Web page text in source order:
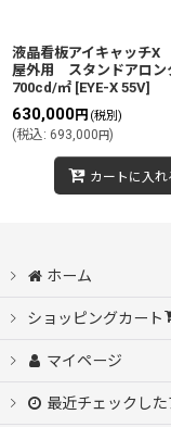
液晶看板アイキャッチ
屋外用 スタンドアロン
700cd/㎡ [EYE-X 55V]
630,000円 (税別)
(税込: 693,000 円)
カートに入れ
ホーム
ショッピングカート
マイページ
最近チェックした